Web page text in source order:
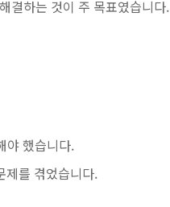
결하는 것이 주 목표였습니다.
했습니다.
를 겪었습니다.